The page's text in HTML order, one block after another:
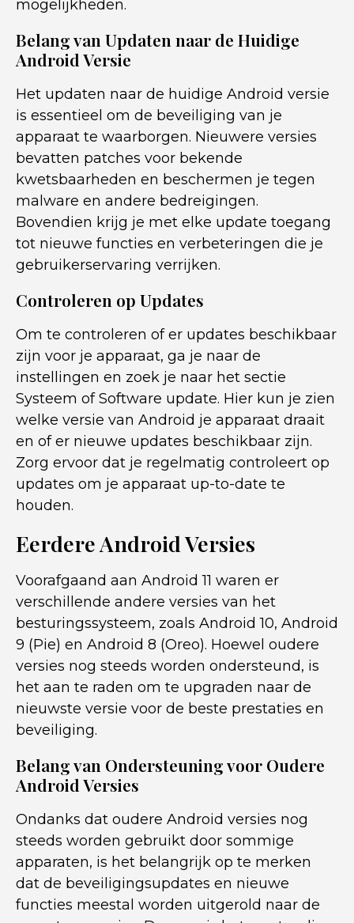
mogelijkheden.
Belang van Updaten naar de Huidige
Android Versie
Het updaten naar de huidige Android versie
is essentieel om de beveiliging van je
apparaat te waarborgen. Nieuwere versies
bevatten patches voor bekende
kwetsbaarheden en beschermen je tegen
malware en andere bedreigingen.
Bovendien krijg je met elke update toegang
tot nieuwe functies en verbeteringen die je
gebruikerservaring verrijken.
Controleren op Updates
Om te controleren of er updates beschikbaar
zijn voor je apparaat, ga je naar de
instellingen en zoek je naar het sectie
Systeem of Software update. Hier kun je zien
welke versie van Android je apparaat draait
en of er nieuwe updates beschikbaar zijn.
Zorg ervoor dat je regelmatig controleert op
updates om je apparaat up-to-date te
houden.
Eerdere Android Versies
Voorafgaand aan Android 11 waren er
verschillende andere versies van het
besturingssysteem, zoals Android 10, Android
9 (Pie) en Android 8 (Oreo). Hoewel oudere
versies nog steeds worden ondersteund, is
het aan te raden om te upgraden naar de
nieuwste versie voor de beste prestaties en
beveiliging.
Belang van Ondersteuning voor Oudere
Android Versies
Ondanks dat oudere Android versies nog
steeds worden gebruikt door sommige
apparaten, is het belangrijk op te merken
dat de beveiligingsupdates en nieuwe
functies meestal worden uitgerold naar de